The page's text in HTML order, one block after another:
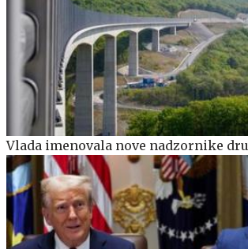
Vlada imenovala nove nadzornike